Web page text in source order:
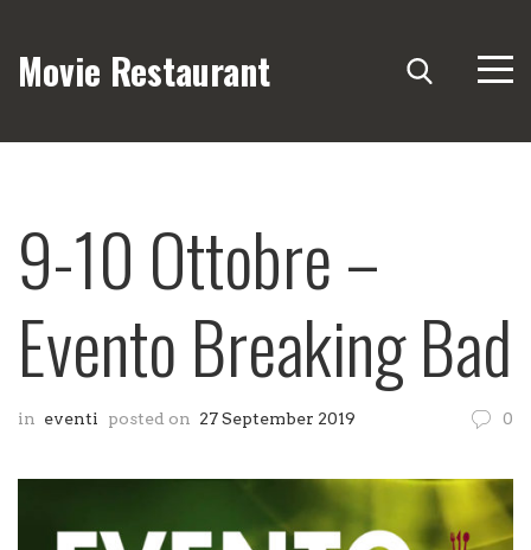
Movie Restaurant
9-10 Ottobre –
Evento Breaking Bad
in eventi posted on 27 September 2019 0